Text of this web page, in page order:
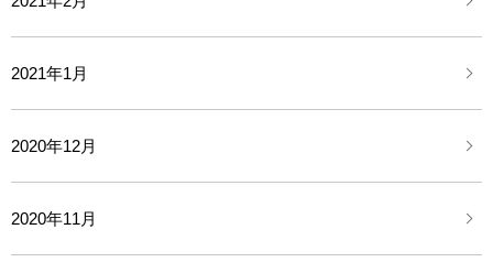
2021年1月
2020年12月
2020年11月